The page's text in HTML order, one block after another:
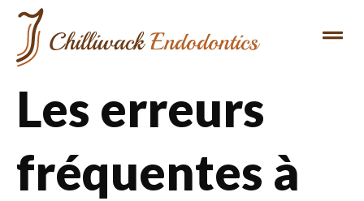
Les erreurs
fréquentes à